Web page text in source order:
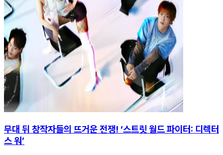
무대 뒤 창작자들의 뜨거운 전쟁! ‘스트릿 월드 파이터: 디렉터
스 워’